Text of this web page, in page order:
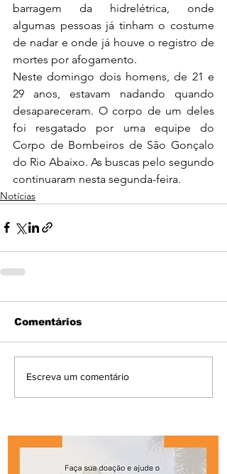
barragem da hidrelétrica, onde
algumas pessoas já tinham o costume
de nadar e onde já houve o registro de
mortes por afogamento.
Neste domingo dois homens, de 21 e
29 anos, estavam nadando quando
desapareceram. O corpo de um deles
foi resgatado por uma equipe do
Corpo de Bombeiros de São Gonçalo
do Rio Abaixo. As buscas pelo segundo
continuaram nesta segunda-feira.
Notícias
Comentários
Escreva um comentário